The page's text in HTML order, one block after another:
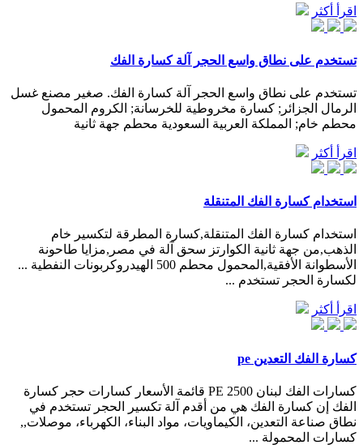
اقرأ أكثر
تستخدم على نطاق واسع الحجر آلة كسارة الفك
تستخدم على نطاق واسع الحجر آلة كسارة الفك. صغير مصنع غسل
الرمال الجزائر; كسارة مخروطية للخرسانة; الكروم المحمول
محطم خام; المملكة العربية السعودية محطم جهة ثانية
اقرأ أكثر
استخدام كسارة الفك المتنقلة
استخدام كسارة الفك المتنقلة,كسارة المطرقة لتكسير خام
الذهب,من جهة ثانية الكوارتز سحق آلة في مصر,مزايا طاحونة
الأسطوانة الأفقية,المحمول محطم 500 الهيدروكربونات النفطية ...
لكسارة الحجر تستخدم ...
اقرأ أكثر
كسارة الفك التعدين pe
كسارات الفك لبنان PE 2500 قائمة الأسعار كسارات حجر كسارة
الفك إن كسارة الفك هي من أقدم آلة تكسير الحجر تستخدم في
نطاق صناعة التعدين، الكيماويات، مواد البناء، الكهرباء، موصلات,,
كسارات المحمولة ...